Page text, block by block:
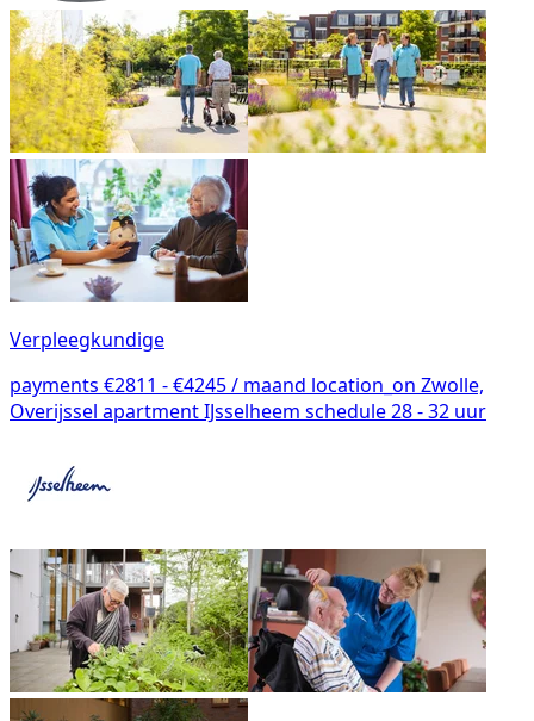
Verpleegkundige
payments €2811 - €4245 / maand location_on Zwolle,
Overijssel apartmentIJsselheem schedule28 - 32 uur